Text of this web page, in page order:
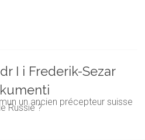
I i Frederik-Sezar
un ancien précepteur suisse
Russie ?